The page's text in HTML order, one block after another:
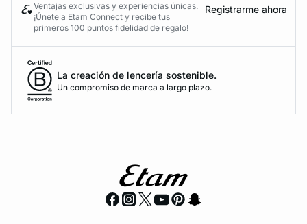
Ventajas exclusivas y experiencias únicas.
¡Únete a Etam Connect y recibe tus
primeros 100 puntos fidelidad de regalo!
Registrarme ahora
La creación de lencería sostenible.
Un compromiso de marca a largo plazo.